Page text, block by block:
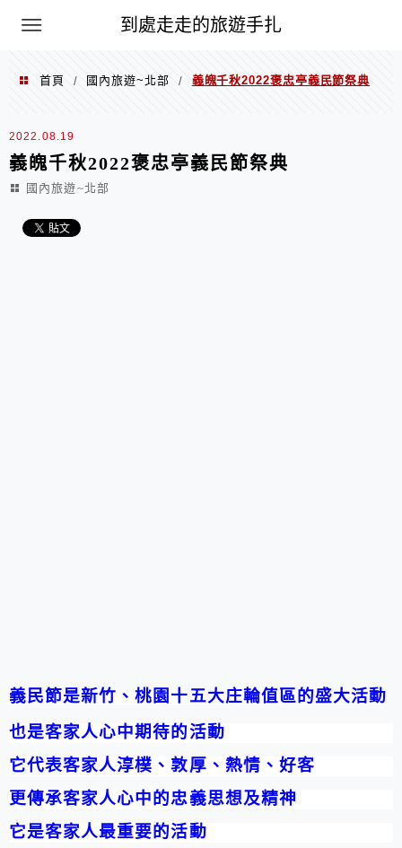
到處走走的旅遊手扎
首頁 / 國內旅遊~北部 / 義魄千秋2022褒忠亭義民節祭典
2022.08.19
義魄千秋2022褒忠亭義民節祭典
國內旅遊~北部
義民節是新竹、桃園十五大庄輪值區的盛大活動
也是客家人心中期待的活動
它代表客家人淳樸、敦厚、熱情、好客
更傳承客家人心中的忠義思想及精神
它是客家人最重要的活動